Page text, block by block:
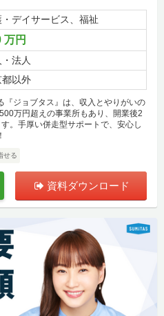
デイサービス、福祉
万円
法人
都以外
『ジョブタス』は、収入とやりがいの
万円超えの事業所もあり、開業後2
。手厚い併走型サポートで、安心し
せる
資料ダウンロード